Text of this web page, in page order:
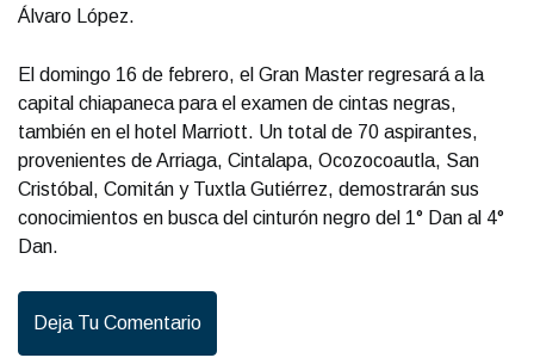
Álvaro López.
El domingo 16 de febrero, el Gran Master regresará a la
capital chiapaneca para el examen de cintas negras,
también en el hotel Marriott. Un total de 70 aspirantes,
provenientes de Arriaga, Cintalapa, Ocozocoautla, San
Cristóbal, Comitán y Tuxtla Gutiérrez, demostrarán sus
conocimientos en busca del cinturón negro del 1° Dan al 4°
Dan.
Deja Tu Comentario